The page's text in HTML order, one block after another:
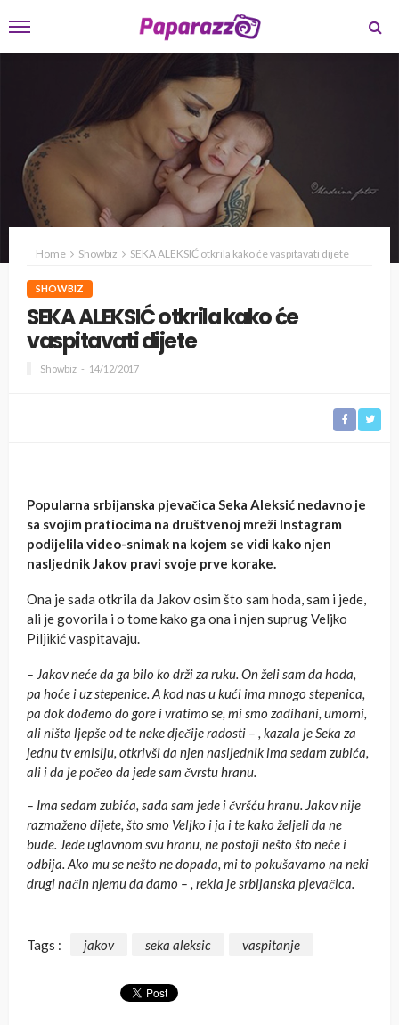
Home Showbiz SEKA ALEKSIĆ otkrila kako će vaspitavati dijete
SHOWBIZ
SEKA ALEKSIĆ otkrila kako će
vaspitavati dijete
Showbiz 14/12/2017
Popularna srbijanska pjevačica Seka Aleksić nedavno je
sa svojim pratiocima na društvenoj mreži Instagram
podijelila video-snimak na kojem se vidi kako njen
nasljednik Jakov pravi svoje prve korake.
Ona je sada otkrila da Jakov osim što sam hoda, sam i jede,
ali je govorila i o tome kako ga ona i njen suprug Veljko
Piljikić vaspitavaju.
– Jakov neće da ga bilo ko drži za ruku. On želi sam da hoda,
pa hoće i uz stepenice. A kod nas u kući ima mnogo stepenica,
pa dok dođemo do gore i vratimo se, mi smo zadihani, umorni,
ali ništa ljepše od te neke dječije radosti – , kazala je Seka za
jednu tv emisiju, otkrivši da njen nasljednik ima sedam zubića,
ali i da je počeo da jede sam čvrstu hranu.
– Ima sedam zubića, sada sam jede i čvršću hranu. Jakov nije
razmaženo dijete, što smo Veljko i ja i te kako željeli da ne
bude. Jede uglavnom svu hranu, ne postoji nešto što neće i
odbija. Ako mu se nešto ne dopada, mi to pokušavamo na neki
drugi način njemu da damo – , rekla je srbijanska pjevačica.
Tags : jakov seka aleksic vaspitanje